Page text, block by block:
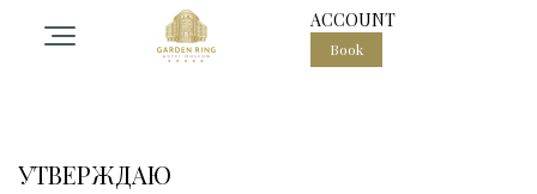
ACCOUNT
Book
УТВЕРЖДАЮ